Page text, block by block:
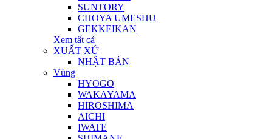
SUNTORY
CHOYA UMESHU
GEKKEIKAN
Xem tất cả
XUẤT XỨ
NHẬT BẢN
Vùng
HYOGO
WAKAYAMA
HIROSHIMA
AICHI
IWATE